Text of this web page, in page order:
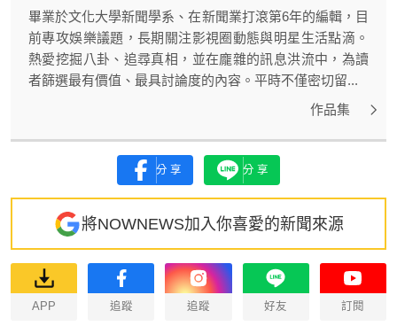
畢業於文化大學新聞學系、在新聞業打滾第6年的編輯，目
前專攻娛樂議題，長期關注影視圈動態與明星生活點滴。
熱愛挖掘八卦、追尋真相，並在龐雜的訊息洪流中，為讀
者篩選最有價值、最具討論度的內容。平時不僅密切留...
作品集
分享 分享
將NOWNEWS加入你喜愛的新聞來源
APP 追蹤 追蹤 好友 訂閱